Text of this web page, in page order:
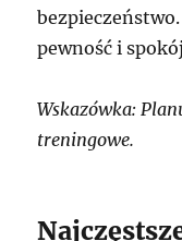
pewność i
Wskazówka:
treningowe.